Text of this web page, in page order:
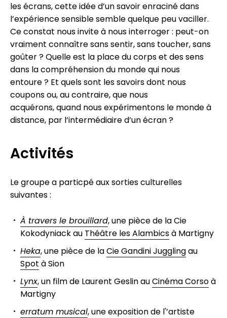
les écrans, cette idée d’un savoir enraciné dans
l’expérience sensible semble quelque peu vaciller.
Ce constat nous invite à nous interroger : peut-on
vraiment connaître sans sentir, sans toucher, sans
goûter ? Quelle est la place du corps et des sens
dans la compréhension du monde qui nous
entoure ? Et quels sont les savoirs dont nous
coupons ou, au contraire, que nous
acquérons, quand nous expérimentons le monde à
distance, par l’intermédiaire d’un écran ?
Activités
Le groupe a particpé aux sorties culturelles
suivantes :
À travers le brouillard, une pièce de la Cie
Kokodyniack au Théâtre les Alambicsà Martigny
Heka, une pièce de laCie Gandini Jugglingau
Spot à Sion
Lynx, un film de Laurent Geslin auCinéma Corsoà
Martigny
erratum musical, une exposition de l'’artiste